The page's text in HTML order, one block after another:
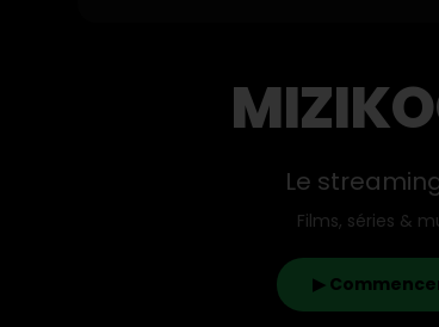
Le
Films, séries &
▶